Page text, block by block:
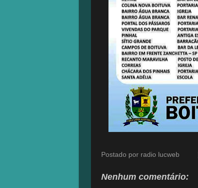
Postado por radio lucweb
Nenhum comentário: